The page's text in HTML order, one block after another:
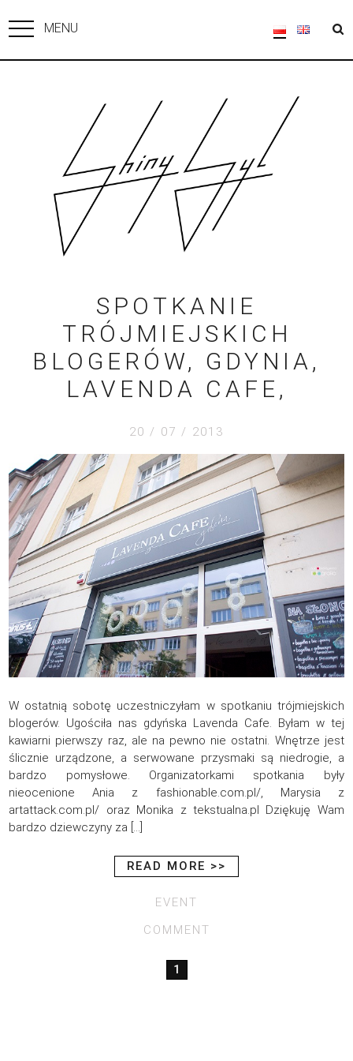
MENU
SPOTKANIE
TRÓJMIEJSKICH
BLOGERÓW, GDYNIA,
LAVENDA CAFE,
20 / 07 / 2013
W ostatnią sobotę uczestniczyłam w spotkaniu trójmiejskich
blogerów. Ugościła nas gdyńska Lavenda Cafe. Byłam w tej
kawiarni pierwszy raz, ale na pewno nie ostatni. Wnętrze jest
ślicznie urządzone, a serwowane przysmaki są niedrogie, a
bardzo pomysłowe. Organizatorkami spotkania były
nieocenione Ania z fashionable.com.pl/, Marysia z
artattack.com.pl/ oraz Monika z tekstualna.pl Dziękuję Wam
bardzo dziewczyny za […]
READ MORE >>
EVENT
COMMENT
1